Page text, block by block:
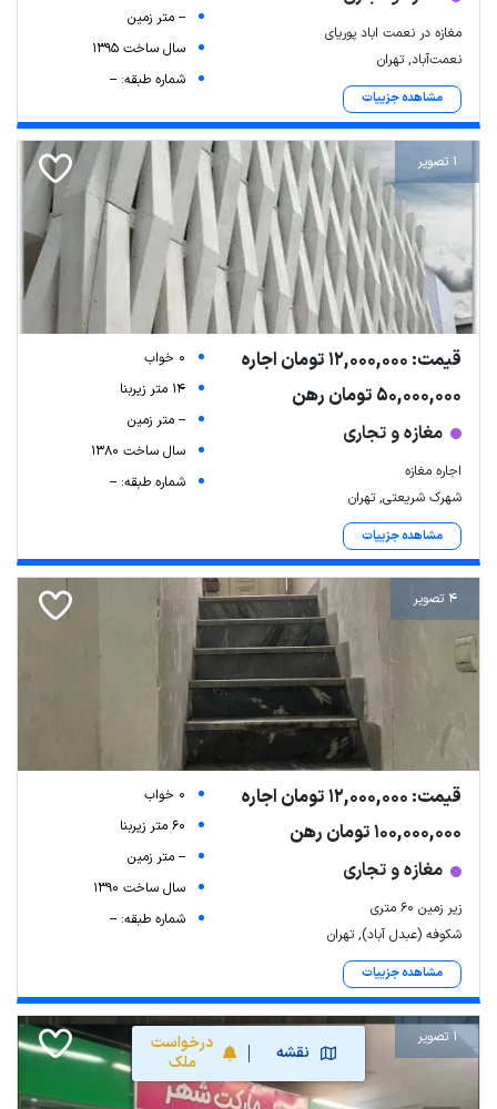
نقشه
درخواست
ملک
مغازه در نعمت اباد پوریای
نعمت‌آباد, تهران
مشاهده جزییات
-- متر زمین
سال ساخت 1395
شماره طبقه: --
1 تصویر
قیمت: 12,000,000 تومان اجاره
50,000,000 تومان رهن
مغازه و تجاری
اجاره مغازه
شهرک شریعتی, تهران
مشاهده جزییات
0 خواب
14 متر زیربنا
-- متر زمین
سال ساخت 1380
شماره طبقه: --
4 تصویر
قیمت: 12,000,000 تومان اجاره
100,000,000 تومان رهن
مغازه و تجاری
زیر زمین ۶۰ متری
شکوفه (عبدل آباد), تهران
مشاهده جزییات
0 خواب
60 متر زیربنا
-- متر زمین
سال ساخت 1390
شماره طبقه: --
1 تصویر